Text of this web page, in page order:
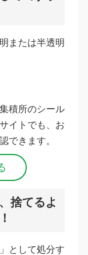
または半透明
積所のシール
イトでも、お
できます。
捨てるよ
として処分す